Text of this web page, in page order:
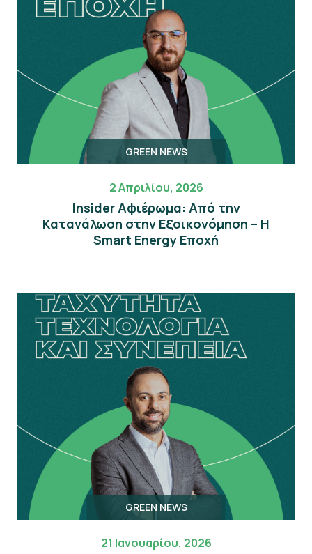
GREEN NEWS
2 Απριλίου, 2026
Insider Αφιέρωμα: Από την
Κατανάλωση στην Εξοικονόμηση – Η
Smart Energy Εποχή
GREEN NEWS
21 Ιανουαρίου, 2026